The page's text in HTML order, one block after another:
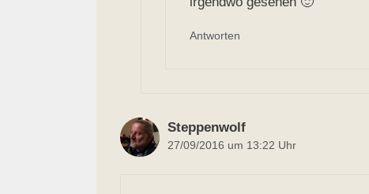
Antworten
Steppenwolf
27/09/2016 um 13:22 Uhr